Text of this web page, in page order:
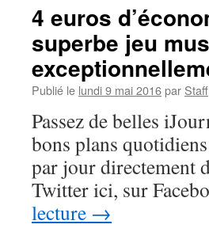
auj.
sur
iPad
4 euros
superbe jeu
Publié le lundi 9 mai 2016par Staff
Passez de belles
bons plans
par jour directement
Twitter ici, sur
lecture →